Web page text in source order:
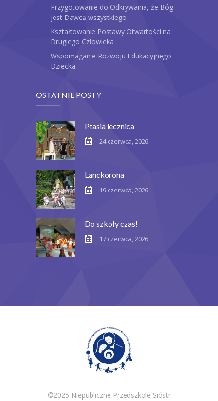
Przygotowanie do Odkrywania, że Bóg
jest Dawcą wszystkiego
Kształtowanie Postawy Otwartości na
Drugiego Człowieka
Wspomaganie Rozwoju Edukacyjnego
Dziecka
OSTATNIE POSTY
Ptasia lecznica
24 czerwca, 2026
Lanckorona
19 czerwca, 2026
Do szkoły czas!
17 czerwca, 2026
©2025 Niepubliczne Przedszkole Sióstr